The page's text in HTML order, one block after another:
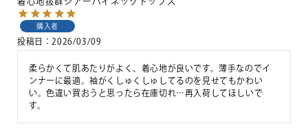
購入者
投稿日 2026/03/09
柔らかくて肌あたりがよく、着心地が良いです。薄手なのでイ
ンナーに最適。袖がくしゅくしゅしてるのを見せてもかわい
い。色違い買おうと思ったら在庫切れ…再入荷してほしいで
す。